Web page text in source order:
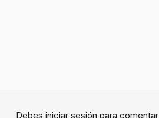
Debes iniciar sesión para comentar